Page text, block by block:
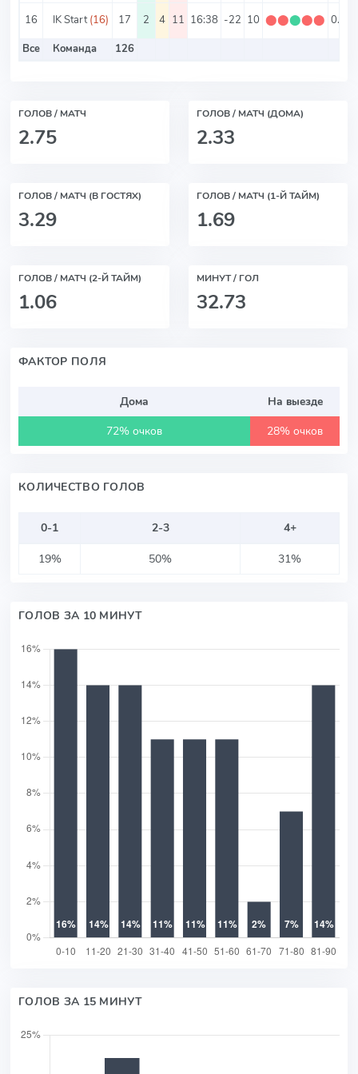
16 IK Start (16) 17 2 4 11 16:38 -22 10 ⬤⬤⬤⬤⬤ 0.59
Все
Команда 126
ГОЛОВ / МАТЧ
2.75
ГОЛОВ / МАТЧ (ДОМА)
2.33
ГОЛОВ / МАТЧ (В ГОСТЯХ)
3.29
ГОЛОВ / МАТЧ (1-Й ТАЙМ)
1.69
ГОЛОВ / МАТЧ (2-Й ТАЙМ)
1.06
МИНУТ / ГОЛ
32.73
ФАКТОР ПОЛЯ
Дома
На выезде
72% очков
28% очков
КОЛИЧЕСТВО ГОЛОВ
0-1 2-3
4+
19%
50% 31%
ГОЛОВ ЗА 10 МИНУТ
ГОЛОВ ЗА 15 МИНУТ